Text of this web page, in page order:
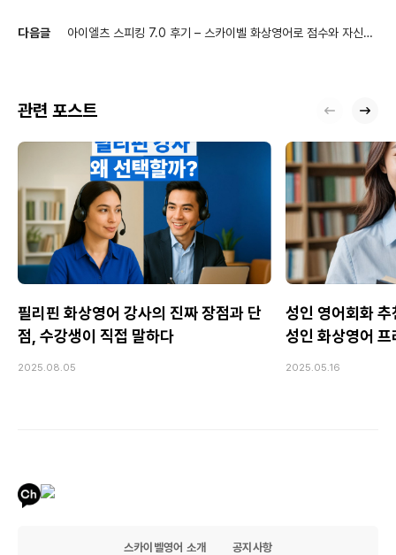
다음글
아이엘츠 스피킹 7.0 후기 – 스카이벨 화상영어로 점수와 자신감
관련 포스트
필리핀 화상영어 강사의 진짜 장점과 단
점, 수강생이 직접 말하다
2025.08.05
성인 영어회화
성인 화상영어
2025.05.16
스카이벨영어 소개 공지사항